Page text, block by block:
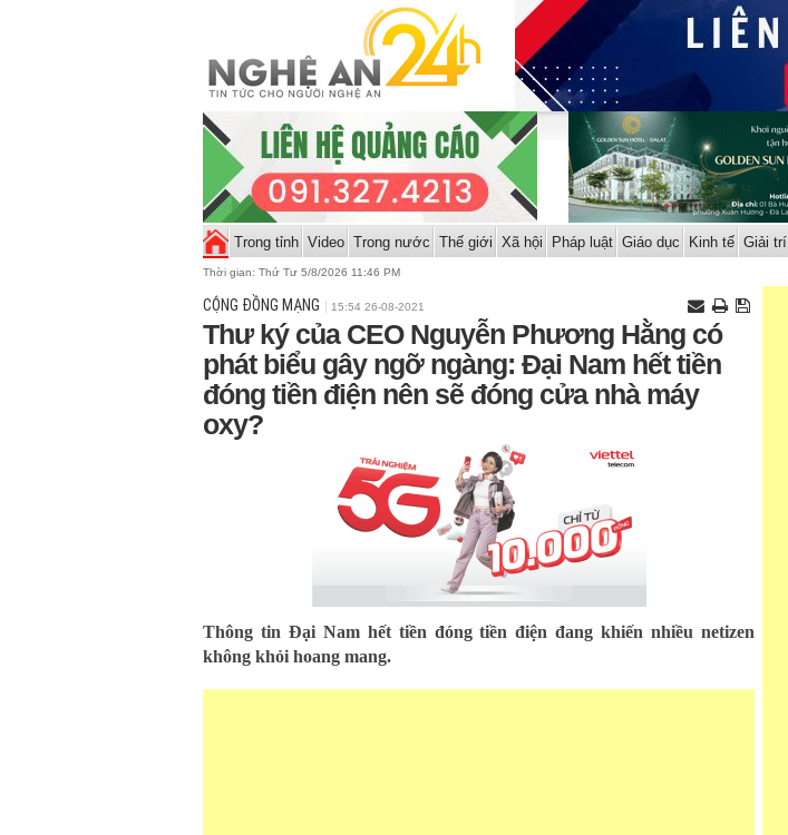
Trong tỉnh Video Trong nước Thế giới Xã hội Pháp luật Giáo dục Kinh tế Giải trí
Thời gian: Thứ Tư 5/8/2026 11:46 PM
CỘNG ĐỒNG MẠNG 15:54 26-08-2021
Thư ký của CEO Nguyễn Phương Hằng có
phát biểu gây ngỡ ngàng: Đại Nam hết tiền
đóng tiền điện nên sẽ đóng cửa nhà máy
oxy?
Thông tin Đại Nam hết tiền đóng tiền điện đang khiến nhiều netizen
không khỏi hoang mang.